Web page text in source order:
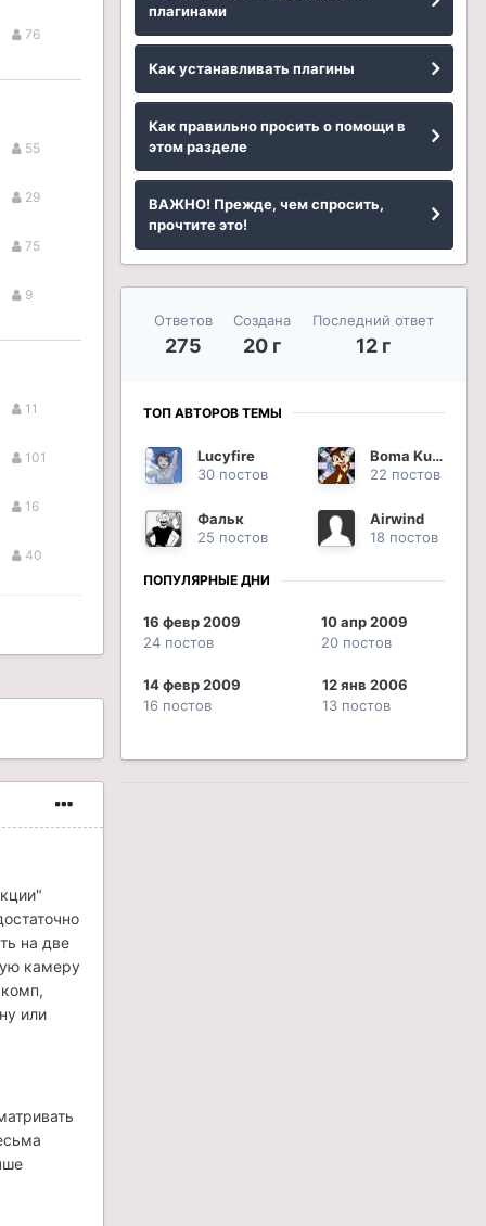
76
55
29
75
9
11
101
16
40
на две
камеру
или
плагинами
Как устанавливать плагины
Как правильно просить о помощи в
этом разделе
ВАЖНО! Прежде, чем спросить,
прочтите это!
Ответов
275
Создана
20 г
Последний ответ
12 г
ТОП АВТОРОВ ТЕМЫ
Lucyfire
30 постов
Boma Kuro
22 постов
Фальк
25 постов
Airwind
18 постов
ПОПУЛЯРНЫЕ ДНИ
16 февр 2009
24 постов
10 апр 2009
20 постов
14 февр 2009
16 постов
12 янв 2006
13 постов